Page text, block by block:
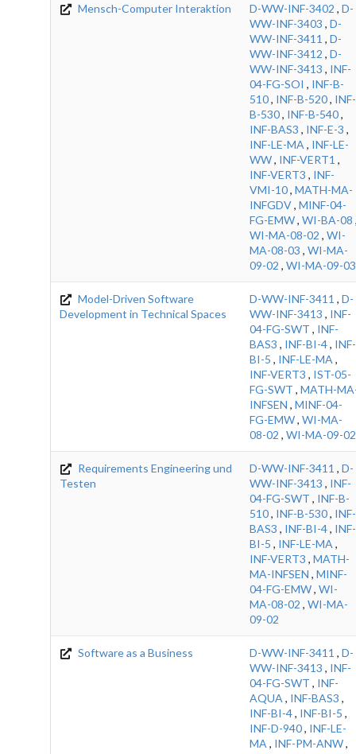
Mensch-Computer Interaktion D-WW-INF-3402 , D-
WW-INF-3403 , D-
WW-INF-3411 , D-
WW-INF-3412 , D-
WW-INF-3413 , INF-
04-FG-SOI , INF-B-
510, INF-B-520, INF-
B-530, INF-B-540,
INF-BAS3 , INF-E-3 ,
INF-LE-MA , INF-LE-
WW, INF-VERT1 ,
INF-VERT3 , INF-
VMI-10, MATH-MA-
INFGDV, MINF-04-
FG-EMW, WI-BA-08
WI-MA-08-02 , WI-
MA-08-03 , WI-MA-
09-02 , WI-MA-09-03
Model-Driven Software
Development in Technical Spaces
D-WW-INF-3411 , D-
WW-INF-3413 , INF-
04-FG-SWT , INF-
BAS3 , INF-BI-4, INF-
BI-5 , INF-LE-MA ,
INF-VERT3 , IST-05-
FG-SWT , MATH-
INFSEN , MINF-04-
FG-EMW, WI-MA-
08-02 , WI-MA-09-02
Requirements Engineering und
Testen
D-WW-INF-3411 , D-
WW-INF-3413 , INF-
04-FG-SWT , INF-B-
510, INF-B-530, INF-
BAS3 , INF-BI-4, INF-
BI-5 , INF-LE-MA ,
INF-VERT3 , MATH-
MA-INFSEN , MINF-
04-FG-EMW, WI-
MA-08-02 , WI-MA-
09-02
Software as a Business D-WW-INF-3411 , D-
WW-INF-3413 , INF-
04-FG-SWT , INF-
AQUA , INF-BAS3 ,
INF-BI-4, INF-BI-5 ,
INF-D-940, INF-LE-
MA , INF-PM-ANW,